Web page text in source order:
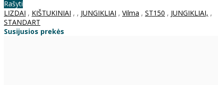
Rašyti
LIZDAI , KIŠTUKINIAI , , JUNGIKLIAI , Vilma , ST150 , JUNGIKLIAI, ,
STANDART
Susijusios prekės